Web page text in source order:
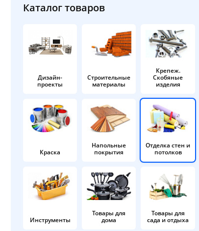
Каталог товаров
Дизайн-
проекты
Строительные
материалы
Крепеж.
Скобяные
изделия
Краска
Напольные
покрытия
Отделка стен и
потолков
Инструменты
Товары для
дома
Товары для
сада и отдыха